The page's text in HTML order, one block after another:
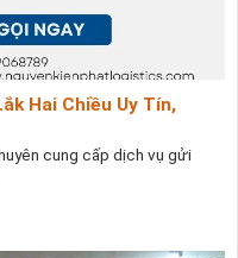
Hai Chiều Uy Tín,
cung cấp dịch vụ gửi